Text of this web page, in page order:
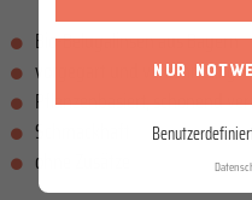
Bio-Belugalinsen aus Bayern
vorgegart und verzehrfertig
Pflanzenbasiert, schonend
Schmackhaft
ohne Zusätze
NUR